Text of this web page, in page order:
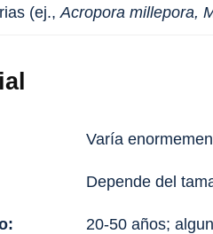
(ej., Acropora millepora,
Varía
Depende del
20-50 años;